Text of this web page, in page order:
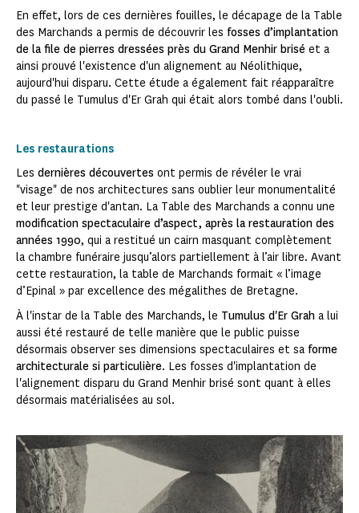
En effet, lors de ces dernières fouilles, le décapage de la Table
des Marchands a permis de découvrir les fosses d’implantation
de la file de pierres dressées près du Grand Menhir brisé et a
ainsi prouvé l'existence d'un alignement au Néolithique,
aujourd'hui disparu. Cette étude a également fait réapparaître
du passé le Tumulus d'Er Grah qui était alors tombé dans l'oubli.
Les restaurations
Les dernières découvertes ont permis de révéler le vrai
"visage" de nos architectures sans oublier leur monumentalité
et leur prestige d'antan. La Table des Marchands a connu une
modification spectaculaire d’aspect, après la restauration des
années 1990, qui a restitué un cairn masquant complètement
la chambre funéraire jusqu’alors partiellement à l’air libre. Avant
cette restauration, la table de Marchands formait « l’image
d’Epinal » par excellence des mégalithes de Bretagne.
À l'instar de la Table des Marchands, le Tumulus d'Er Grah a lui
aussi été restauré de telle manière que le public puisse
désormais observer ses dimensions spectaculaires et sa forme
architecturale si particulière. Les fosses d'implantation de
l'alignement disparu du Grand Menhir brisé sont quant à elles
désormais matérialisées au sol.